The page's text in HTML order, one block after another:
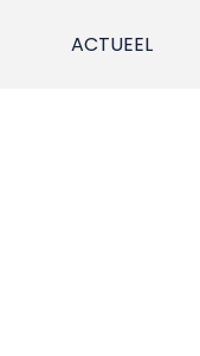
ACTUEEL